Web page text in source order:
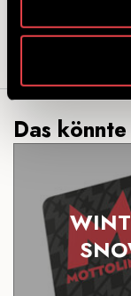
alternative Daten/
Mottolino APP
Das